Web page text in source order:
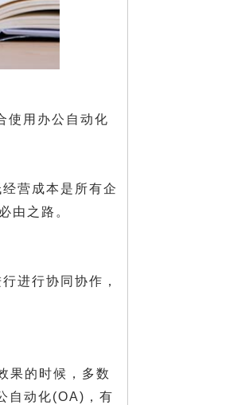
使用办公自动化
营成本是所有企
由之路。
进行协同协作，
果的时候，多数
自动化(OA)，有